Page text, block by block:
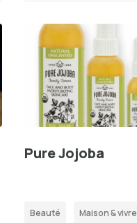
Pure Jojoba
Beauté Maison & vivre